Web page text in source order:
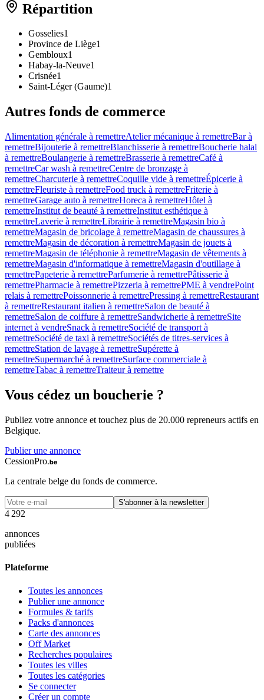
Répartition
Gosselies1
Province de Liège1
Gembloux1
Habay-la-Neuve1
Crisnée1
Saint-Léger (Gaume)1
Autres fonds de commerce
Alimentation générale à remettreAtelier mécanique à remettreBar à
remettreBijouterie à remettreBlanchisserie à remettreBoucherie halal
à remettreBoulangerie à remettreBrasserie à remettreCafé à
remettreCar wash à remettreCentre de bronzage à
remettreCharcuterie à remettreCoquille vide à remettreÉpicerie à
remettreFleuriste à remettreFood truck à remettreFriterie à
remettreGarage auto à remettreHoreca à remettreHôtel à
remettreInstitut de beauté à remettreInstitut esthétique à
remettreLaverie à remettreLibrairie à remettreMagasin bio à
remettreMagasin de bricolage à remettreMagasin de chaussures à
remettreMagasin de décoration à remettreMagasin de jouets à
remettreMagasin de téléphonie à remettreMagasin de vêtements à
remettreMagasin d'informatique à remettreMagasin d'outillage à
remettrePapeterie à remettreParfumerie à remettrePâtisserie à
remettrePharmacie à remettrePizzeria à remettrePME à vendrePoint
relais à remettrePoissonnerie à remettrePressing à remettreRestaurant
à remettreRestaurant italien à remettreSalon de beauté à
remettreSalon de coiffure à remettreSandwicherie à remettreSite
internet à vendreSnack à remettreSociété de transport à
remettreSociété de taxi à remettreSociétés de titres-services à
remettreStation de lavage à remettreSupérette à
remettreSupermarché à remettreSurface commerciale à
remettreTabac à remettreTraiteur à remettre
Vous cédez un boucherie ?
Publiez votre annonce et touchez plus de 20.000 repreneurs actifs en
Belgique.
Publier une annonce
CessionPro.be
La centrale belge du fonds de commerce.
S'abonner à la newsletter
4 292
annonces
publiées
Plateforme
Toutes les annonces
Publier une annonce
Formules & tarifs
Packs d'annonces
Carte des annonces
Off Market
Recherches populaires
Toutes les villes
Toutes les catégories
Se connecter
Créer un compte